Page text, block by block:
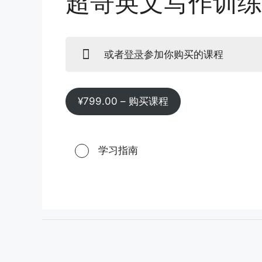
或者登录参加你购买的课程
¥799.00 – 购买课程
学习指南